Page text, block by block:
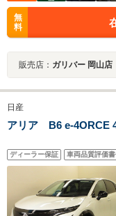
無
料
販売店： ガリバー 岡山店
日産
アリア B6 e-4ORCE
ディーラー保証 車両品質評価